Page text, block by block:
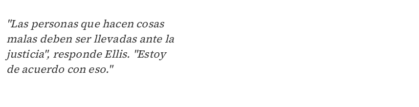
"Las personas que hacen cosas
malas deben ser llevadas ante la
justicia", responde Ellis. "Estoy
de acuerdo con eso."